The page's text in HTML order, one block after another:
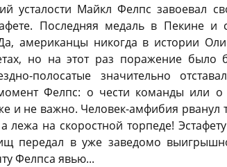
Майкл Фелпс завоевал
Последняя медаль в Пекине и
американцы никогда в истории
но на этот раз поражение было
полосатые значительно
Фелпс: о чести команды или
и не важно. Человек-амфибия рванул
на скоростной торпеде!
передал в уже заведомо
Фелпса явью...